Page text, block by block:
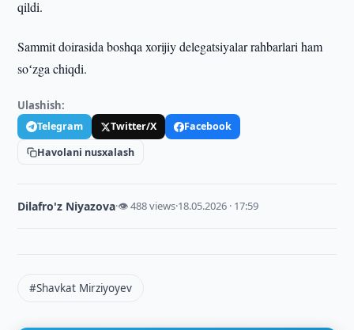
qildi.
Sammit doirasida boshqa xorijiy delegatsiyalar rahbarlari ham
soʻzga chiqdi.
Ulashish:
Telegram Twitter/X
Facebook
Havolani nusxalash
Dilafro'z Niyazova·👁 488 views·18.05.2026 · 17:59
#Shavkat Mirziyoyev